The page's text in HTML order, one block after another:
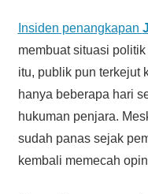
Insiden penangkapan
membuat situasi
itu, publik pun terkejut
hanya beberapa hari
hukuman penjara.
sudah panas sejak
kembali memecah